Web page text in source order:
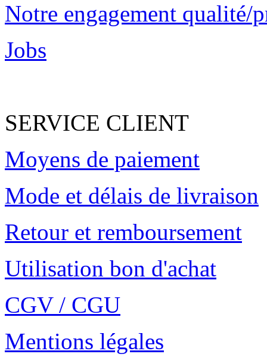
Notre engagement qualité/
Jobs
SERVICE CLIENT
Moyens de paiement
Mode et délais de livraison
Retour et remboursement
Utilisation bon d'achat
CGV / CGU
Mentions légales